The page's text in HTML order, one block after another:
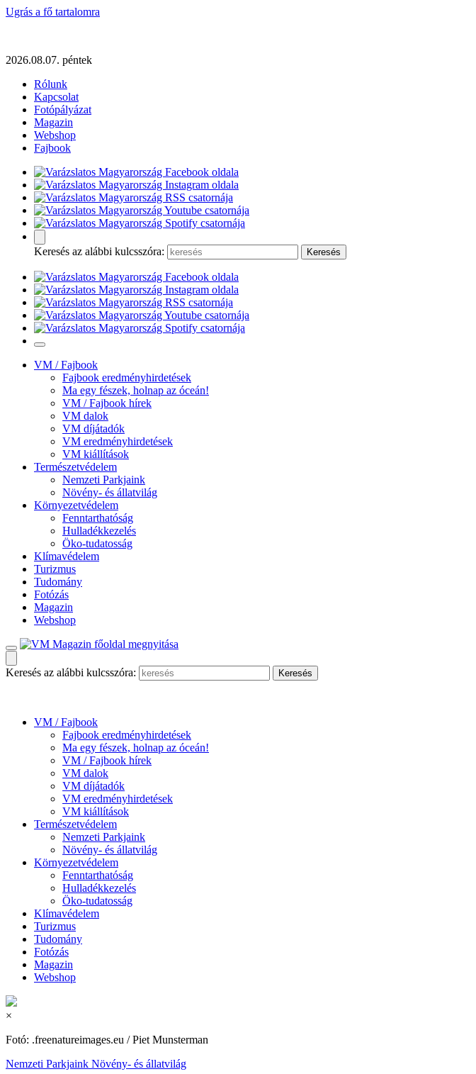
Ugrás a fő tartalomra
2026.08.07. péntek
Rólunk
Kapcsolat
Fotópályázat
Magazin
Webshop
Fajbook
Keresés az alábbi kulcsszóra:
VM / Fajbook
Fajbook eredményhirdetések
Ma egy fészek, holnap az óceán!
VM / Fajbook hírek
VM dalok
VM díjátadók
VM eredményhirdetések
VM kiállítások
Természetvédelem
Nemzeti Parkjaink
Növény- és állatvilág
Környezetvédelem
Fenntarthatóság
Hulladékkezelés
Öko-tudatosság
Klímavédelem
Turizmus
Tudomány
Fotózás
Magazin
Webshop
Keresés az alábbi kulcsszóra:
VM / Fajbook
Fajbook eredményhirdetések
Ma egy fészek, holnap az óceán!
VM / Fajbook hírek
VM dalok
VM díjátadók
VM eredményhirdetések
VM kiállítások
Természetvédelem
Nemzeti Parkjaink
Növény- és állatvilág
Környezetvédelem
Fenntarthatóság
Hulladékkezelés
Öko-tudatosság
Klímavédelem
Turizmus
Tudomány
Fotózás
Magazin
Webshop
×
Fotó: .freenatureimages.eu / Piet Munsterman
Nemzeti Parkjaink Növény- és állatvilág